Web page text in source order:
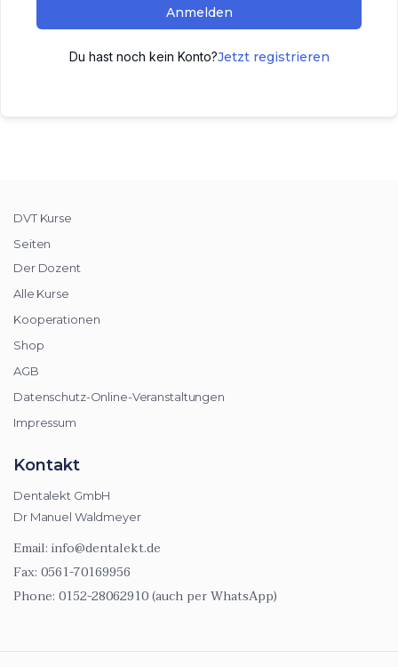
Anmelden
Du hast noch kein Konto?Jetzt registrieren
DVT Kurse
Seiten
Der Dozent
Alle Kurse
Kooperationen
Shop
AGB
Datenschutz-Online-Veranstaltungen
Impressum
Kontakt
Dentalekt GmbH
Dr Manuel Waldmeyer
Email: info@dentalekt.de
Fax: 0561-70169956
Phone: 0152-28062910 (auch per WhatsApp)